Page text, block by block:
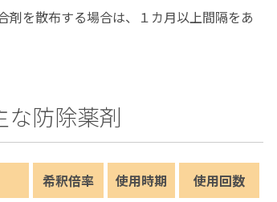
を散布する場合は、１カ月以上間隔をあ
な防除薬剤
希釈倍率 使用時期 使用回数